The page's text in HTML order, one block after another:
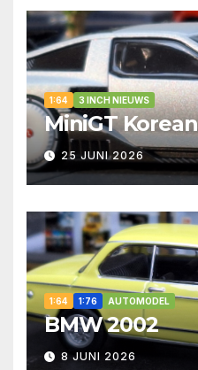
1:64 3 INCH NIEUWS
MiniGT
25 JUNI 2026
1:64 1:76 AUTOMODEL
BMW 2002
8 JUNI 2026